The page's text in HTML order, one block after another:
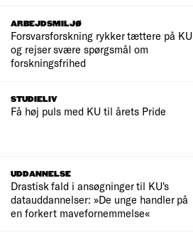
ARBEJDSMILJØ
Forsvarsforskning rykker tættere på KU
og rejser svære spørgsmål om
forskningsfrihed
STUDIELIV
Få høj puls med KU til årets Pride
UDDANNELSE
Drastisk fald i ansøgninger til KU's
datauddannelser: »De unge handler på
en forkert mavefornemmelse«